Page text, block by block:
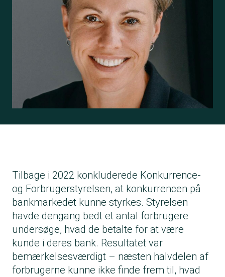
Tilbage i 2022 konkluderede Konkurrence-
og Forbrugerstyrelsen, at konkurrencen på
bankmarkedet kunne styrkes. Styrelsen
havde dengang bedt et antal forbrugere
undersøge, hvad de betalte for at være
kunde i deres bank. Resultatet var
bemærkelsesværdigt – næsten halvdelen af
forbrugerne kunne ikke finde frem til, hvad